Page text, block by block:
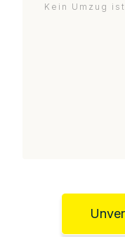
Kein Umzug